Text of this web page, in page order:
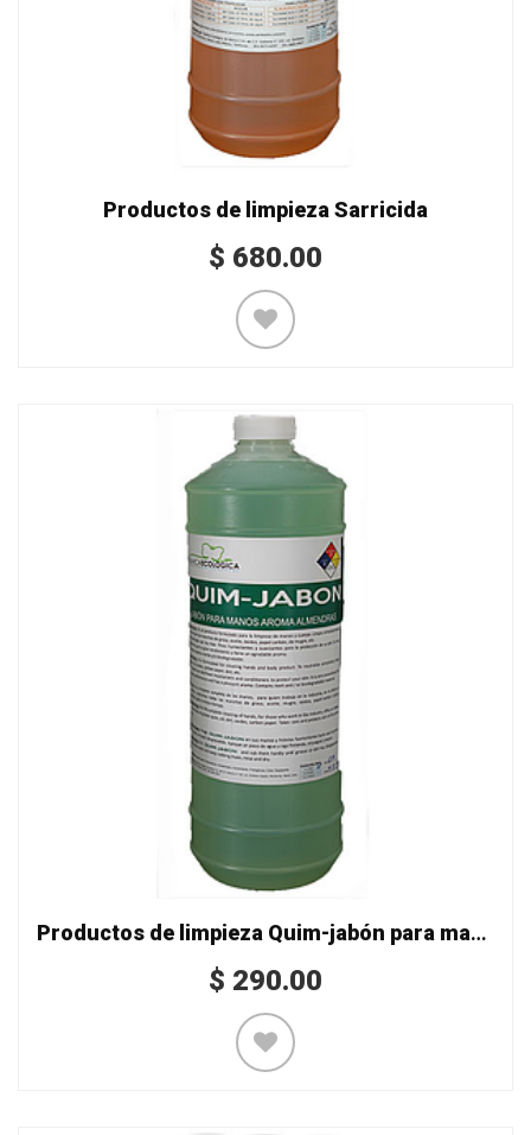
Productos de limpieza Sarricida
$ 680.00
Productos de limpieza Quim-jabón para manos
$ 290.00